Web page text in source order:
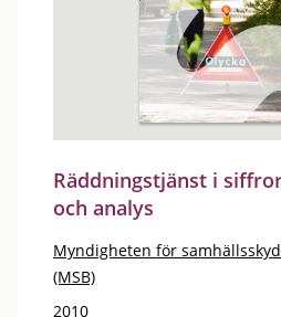
Räddningstjänst i
och analys
Myndigheten för
(MSB)
2010